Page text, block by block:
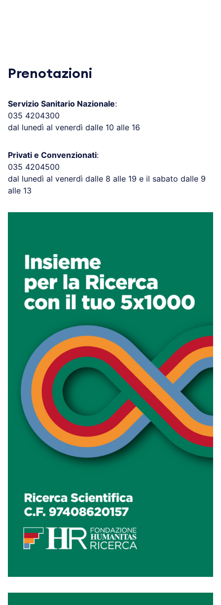
Prenotazioni
Servizio Sanitario Nazionale:
035 4204300
dal lunedì al venerdì dalle 10 alle 16
Privati e Convenzionati:
035 4204500
dal lunedì al venerdì dalle 8 alle 19 e il sabato dalle 9
alle 13